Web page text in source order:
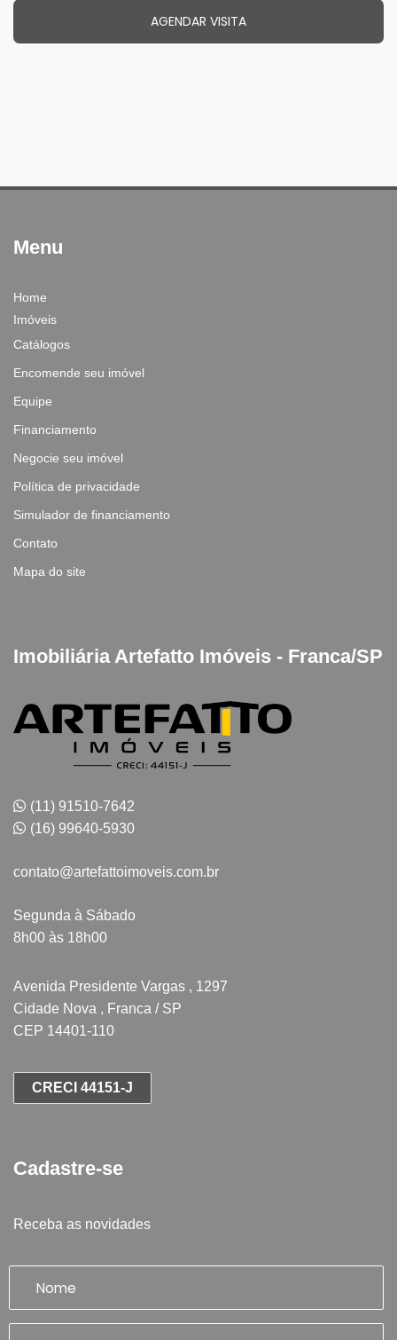
Menu
Home
Imóveis
Catálogos
Encomende seu imóvel
Equipe
Financiamento
Negocie seu imóvel
Política de privacidade
Simulador de financiamento
Contato
Mapa do site
Imobiliária Artefatto Imóveis - Franca/SP
(11) 91510-7642
(16) 99640-5930
contato@artefattoimoveis.com.br
Segunda à Sábado
8h00 às 18h00
Avenida Presidente Vargas , 1297
Cidade Nova , Franca / SP
CEP 14401-110
CRECI 44151-J
Cadastre-se
Receba as novidades